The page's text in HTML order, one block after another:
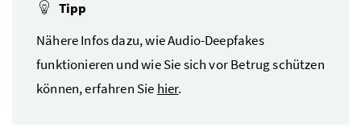
Tipp
Nähere Infos dazu, wie Audio-Deepfakes
funktionieren und wie Sie sich vor Betrug schützen
können, erfahren Sie hier.